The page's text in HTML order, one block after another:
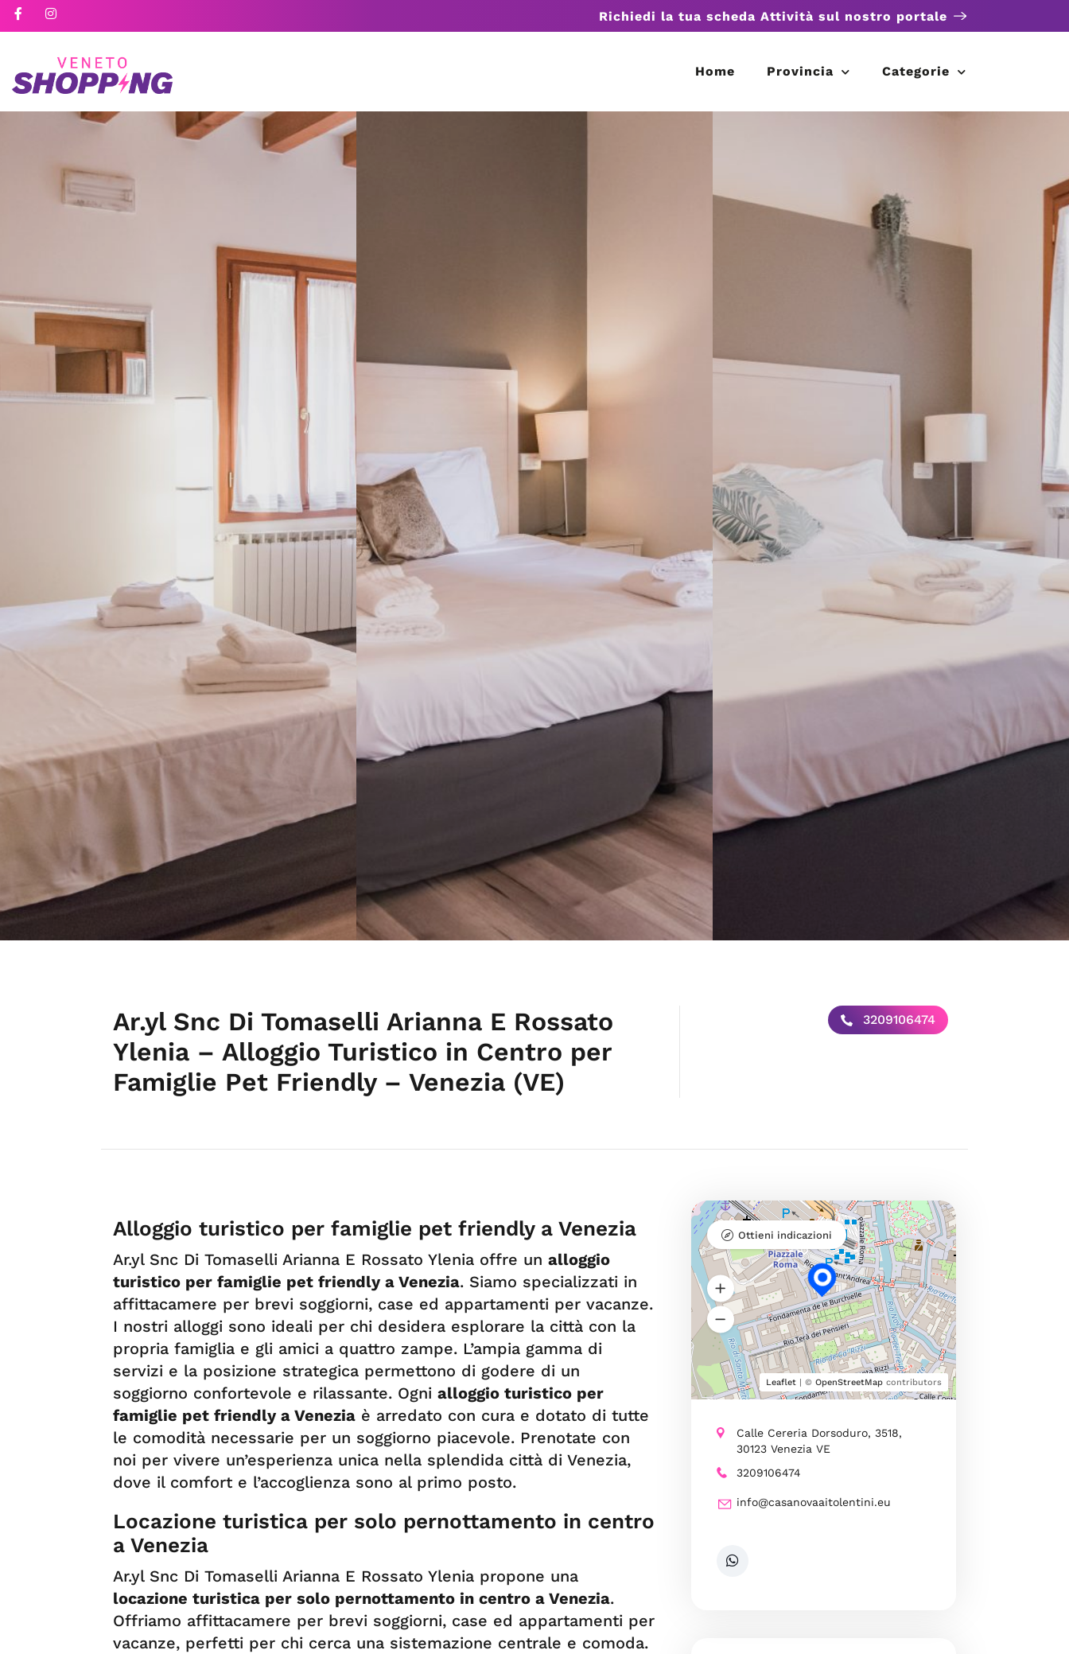
Richiedi la tua scheda Attività sul nostro portale
Home Provincia Categorie
Ar.yl Snc Di Tomaselli Arianna E Rossato
Ylenia – Alloggio Turistico in Centro per
Famiglie Pet Friendly – Venezia (VE)
3209106474
Alloggio turistico per famiglie pet friendly a Venezia
Ar.yl Snc Di Tomaselli Arianna E Rossato Ylenia offre un alloggio
turistico per famiglie pet friendly a Venezia. Siamo specializzati in
affittacamere per brevi soggiorni, case ed appartamenti per vacanze.
I nostri alloggi sono ideali per chi desidera esplorare la città con la
propria famiglia e gli amici a quattro zampe. L’ampia gamma di
servizi e la posizione strategica permettono di godere di un
soggiorno confortevole e rilassante. Ogni alloggio turistico per
famiglie pet friendly a Venezia è arredato con cura e dotato di tutte
le comodità necessarie per un soggiorno piacevole. Prenotate con
noi per vivere un’esperienza unica nella splendida città di Venezia,
dove il comfort e l’accoglienza sono al primo posto.
Locazione turistica per solo pernottamento in centro
a Venezia
Ar.yl Snc Di Tomaselli Arianna E Rossato Ylenia propone una
locazione turistica per solo pernottamento in centro a Venezia.
Offriamo affittacamere per brevi soggiorni, case ed appartamenti per
vacanze, perfetti per chi cerca una sistemazione centrale e comoda.
Leaflet| © OpenStreetMapcontributors
Ottieni indicazioni
Calle Cereria Dorsoduro, 3518,
30123 Venezia VE
3209106474
info@casanovaaitolentini.eu